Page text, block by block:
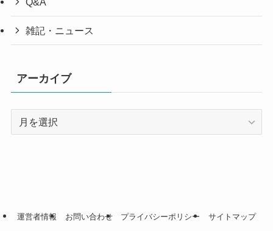
雑記・ニュース
アーカイブ
運営者情報 お問い合わせ プライバシーポリシー サイトマップ